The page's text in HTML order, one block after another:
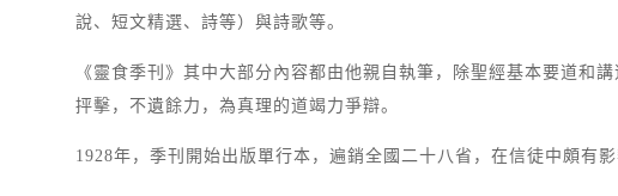
說、短文精選、詩等）與詩歌等。
《靈食季刊》其中大部分內容都由他親自執筆，除聖經基本要道和
抨擊，不遺餘力，為真理的道竭力爭辯。
1928年，季刊開始出版單行本，遍銷全國二十八省，在信徒中頗有影